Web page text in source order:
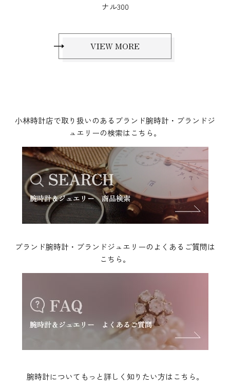
ナル300
VIEW MORE
小林時計店で取り扱いのあるブランド腕時計・ブランドジ
ュエリーの検索はこちら。
ブランド腕時計・ブランドジュエリーのよくあるご質問は
こちら。
腕時計についてもっと詳しく知りたい方はこちら。